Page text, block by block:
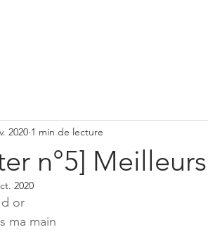
n°5]
2020 1 min de lecture
2020
or
ma main